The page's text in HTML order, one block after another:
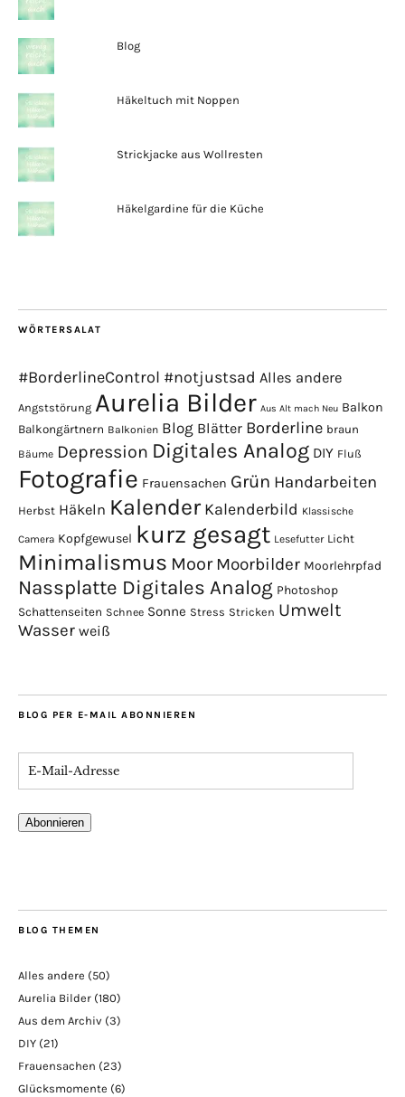
Blog
Häkeltuch mit Noppen
Strickjacke aus Wollresten
Häkelgardine für die Küche
WÖRTERSALAT
#BorderlineControl #notjustsad Alles andere
Angststörung Aurelia Bilder Aus Alt mach Neu Balkon
Balkongärtnern Balkonien Blog Blätter Borderline braun
Bäume Depression Digitales Analog DIY Fluß
Fotografie Frauensachen Grün Handarbeiten
Herbst Häkeln Kalender Kalenderbild Klassische
Camera Kopfgewusel kurz gesagt Lesefutter Licht
Minimalismus Moor Moorbilder Moorlehrpfad
Nassplatte Digitales Analog Photoshop
Schattenseiten Schnee Sonne Stress Stricken Umwelt
Wasser weiß
BLOG PER E-MAIL ABONNIEREN
Abonnieren
BLOG THEMEN
Alles andere (50)
Aurelia Bilder (180)
Aus dem Archiv (3)
DIY (21)
Frauensachen (23)
Glücksmomente (6)